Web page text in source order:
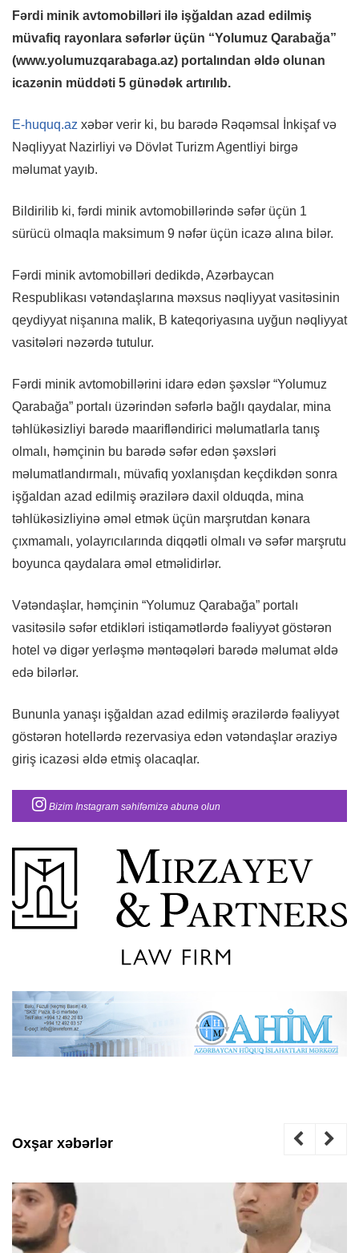
Fərdi minik avtomobilləri ilə işğaldan azad edilmiş
müvafiq rayonlara səfərlər üçün “Yolumuz Qarabağa”
(www.yolumuzqarabaga.az) portalından əldə olunan
icazənin müddəti 5 günədək artırılıb.
E-huquq.az xəbər verir ki, bu barədə Rəqəmsal İnkişaf və
Nəqliyyat Nazirliyi və Dövlət Turizm Agentliyi birgə
məlumat yayıb.
Bildirilib ki, fərdi minik avtomobillərində səfər üçün 1
sürücü olmaqla maksimum 9 nəfər üçün icazə alına bilər.
Fərdi minik avtomobilləri dedikdə, Azərbaycan
Respublikası vətəndaşlarına məxsus nəqliyyat vasitəsinin
qeydiyyat nişanına malik, B kateqoriyasına uyğun nəqliyyat
vasitələri nəzərdə tutulur.
Fərdi minik avtomobillərini idarə edən şəxslər “Yolumuz
Qarabağa” portalı üzərindən səfərlə bağlı qaydalar, mina
təhlükəsizliyi barədə maarifləndirici məlumatlarla tanış
olmalı, həmçinin bu barədə səfər edən şəxsləri
məlumatlandırmalı, müvafiq yoxlanışdan keçdikdən sonra
işğaldan azad edilmiş ərazilərə daxil olduqda, mina
təhlükəsizliyinə əməl etmək üçün marşrutdan kənara
çıxmamalı, yolayrıcılarında diqqətli olmalı və səfər marşrutu
boyunca qaydalara əməl etməlidirlər.
Vətəndaşlar, həmçinin “Yolumuz Qarabağa” portalı
vasitəsilə səfər etdikləri istiqamətlərdə fəaliyyət göstərən
hotel və digər yerləşmə məntəqələri barədə məlumat əldə
edə bilərlər.
Bununla yanaşı işğaldan azad edilmiş ərazilərdə fəaliyyət
göstərən hotellərdə rezervasiya edən vətəndaşlar əraziyə
giriş icazəsi əldə etmiş olacaqlar.
Bizim Instagram səhifəmizə abunə olun
Oxşar xəbərlər